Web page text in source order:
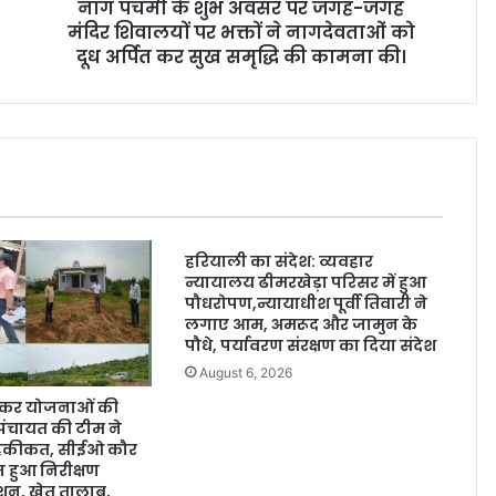
नाग पंचमी के शुभ अवसर पर जगह-जगह
मंदिर शिवालयों पर भक्तों ने नागदेवताओं को
दूध अर्पित कर सुख समृद्धि की कामना की।
योजनाओं की
की टीम ने
सीईओ कौर
हुआ निरीक्षण
खेत तालाब,
हरियाली का संदेश: व्यवहार
न्यायालय ढीमरखेड़ा परिसर में हुआ
पौधरोपण,न्यायाधीश पूर्वी तिवारी ने
लगाए आम, अमरूद और जामुन के
पौधे, पर्यावरण संरक्षण का दिया संदेश
August 6, 2026